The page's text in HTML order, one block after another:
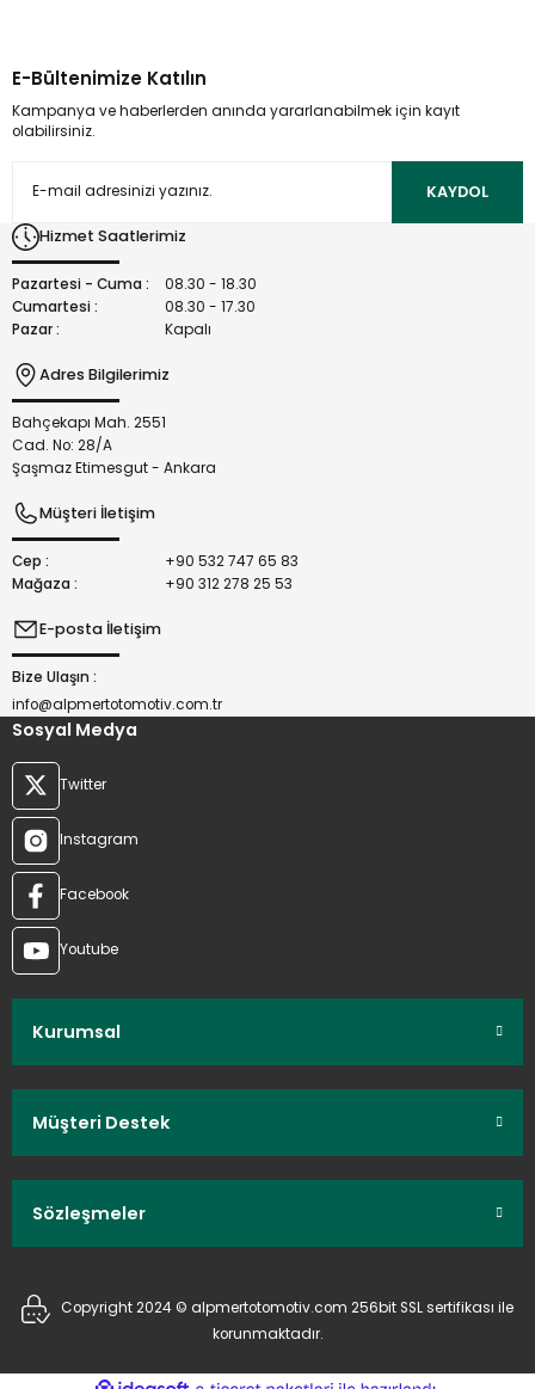
kullanarak tarafımıza iletebilirsiniz.
Görüş ve önerileriniz için teşekkür ederiz.
Ürün açıklamasında eksik bilgiler bulunuyor.
Bu ürüne benzer farklı alternatifler olmalı.
E-Bültenimize Katılın
Kampanya ve haberlerden anında yararlanabilmek için kayıt
olabilirsiniz.
KAYDOL
Hizmet Saatlerimiz
Pazartesi - Cuma :
08.30 - 18.30
Cumartesi :
08.30 - 17.30
Pazar :
Kapalı
Adres Bilgilerimiz
Bahçekapı Mah. 2551
Cad. No: 28/A
Şaşmaz Etimesgut - Ankara
Müşteri İletişim
Cep :
+90 532 747 65 83
Mağaza :
+90 312 278 25 53
E-posta İletişim
Bize Ulaşın :
info@alpmertotomotiv.com.tr
Sosyal Medya
Twitter
Instagram
Facebook
Youtube
Kurumsal
Müşteri Destek
Sözleşmeler
Copyright 2024 © alpmertotomotiv.com 256bit SSL sertifikası ile
korunmaktadır.